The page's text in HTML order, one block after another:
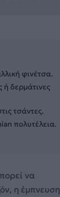
φινέτσα.
ή δερμάτινες
τσάντες.
πολυτέλεια.
να
η έμπνευση